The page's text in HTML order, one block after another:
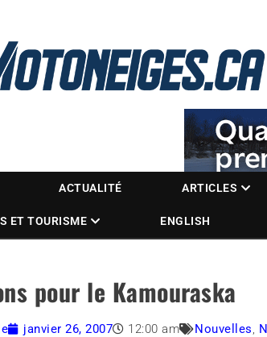
Motoneiges.ca
ACTUALITÉ ARTICLES
ET TOURISME ENGLISH
pour le Kamouraska
janvier 26, 2007 12:00 am Nouvelles